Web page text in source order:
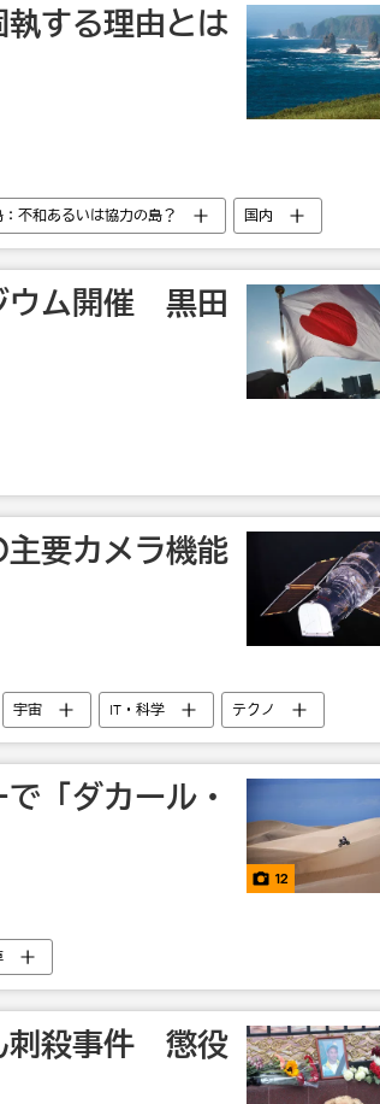
する理由とは
不和あるいは協力の島？
国内
ウム開催 黒田
要カメラ機能
宇宙 IT・科学 テクノ
「ダカール・
12
刺殺事件 懲役